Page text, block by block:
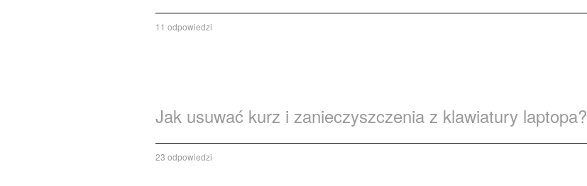
11 odpowiedzi
Jak usuwać kurz i zanieczyszczenia z klawiatury laptopa?
23 odpowiedzi